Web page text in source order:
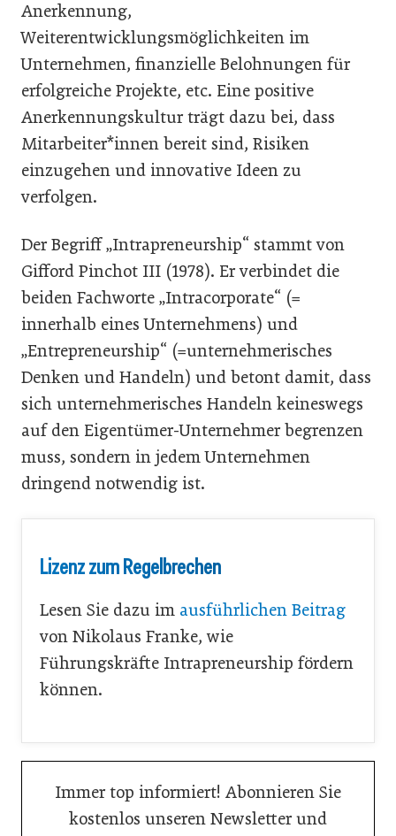
Anerkennung,
Weiterentwicklungsmöglichkeiten im
Unternehmen, finanzielle Belohnungen für
erfolgreiche Projekte, etc. Eine positive
Anerkennungskultur trägt dazu bei, dass
Mitarbeiter*innen bereit sind, Risiken
einzugehen und innovative Ideen zu
verfolgen.
Der Begriff „Intrapreneurship“ stammt von
Gifford Pinchot III (1978). Er verbindet die
beiden Fachworte „Intracorporate“ (=
innerhalb eines Unternehmens) und
„Entrepreneurship“ (=unternehmerisches
Denken und Handeln) und betont damit, dass
sich unternehmerisches Handeln keineswegs
auf den Eigentümer-Unternehmer begrenzen
muss, sondern in jedem Unternehmen
dringend notwendig ist.
Lizenz zum Regelbrechen
Lesen Sie dazu im ausführlichen Beitrag
von Nikolaus Franke, wie
Führungskräfte Intrapreneurship fördern
können.
Immer top informiert! Abonnieren Sie
kostenlos unseren Newsletter und